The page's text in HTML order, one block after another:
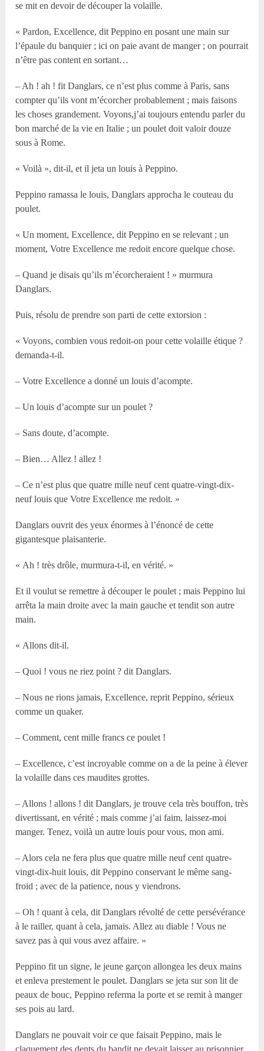
se mit en devoir de découper la volaille.
« Pardon, Excellence, dit Peppino en posant une main sur
l’épaule du banquier ; ici on paie avant de manger ; on pourrait
n’être pas content en sortant…
– Ah ! ah ! fit Danglars, ce n’est plus comme à Paris, sans
compter qu’ils vont m’écorcher probablement ; mais faisons
les choses grandement. Voyons,j’ai toujours entendu parler du
bon marché de la vie en Italie ; un poulet doit valoir douze
sous à Rome.
« Voilà », dit-il, et il jeta un louis à Peppino.
Peppino ramassa le louis, Danglars approcha le couteau du
poulet.
« Un moment, Excellence, dit Peppino en se relevant ; un
moment, Votre Excellence me redoit encore quelque chose.
– Quand je disais qu’ils m’écorcheraient ! » murmura
Danglars.
Puis, résolu de prendre son parti de cette extorsion :
« Voyons, combien vous redoit-on pour cette volaille étique ?
demanda-t-il.
– Votre Excellence a donné un louis d’acompte.
– Un louis d’acompte sur un poulet ?
– Sans doute, d’acompte.
– Bien… Allez ! allez !
– Ce n’est plus que quatre mille neuf cent quatre-vingt-dix-
neuf louis que Votre Excellence me redoit. »
Danglars ouvrit des yeux énormes à l’énoncé de cette
gigantesque plaisanterie.
« Ah ! très drôle, murmura-t-il, en vérité. »
Et il voulut se remettre à découper le poulet ; mais Peppino lui
arrêta la main droite avec la main gauche et tendit son autre
main.
« Allons dit-il.
– Quoi ! vous ne riez point ? dit Danglars.
– Nous ne rions jamais, Excellence, reprit Peppino, sérieux
comme un quaker.
– Comment, cent mille francs ce poulet !
– Excellence, c’est incroyable comme on a de la peine à élever
la volaille dans ces maudites grottes.
– Allons ! allons ! dit Danglars, je trouve cela très bouffon, très
divertissant, en vérité ; mais comme j’ai faim, laissez-moi
manger. Tenez, voilà un autre louis pour vous, mon ami.
– Alors cela ne fera plus que quatre mille neuf cent quatre-
vingt-dix-huit louis, dit Peppino conservant le même sang-
froid ; avec de la patience, nous y viendrons.
– Oh ! quant à cela, dit Danglars révolté de cette persévérance
à le railler, quant à cela, jamais. Allez au diable ! Vous ne
savez pas à qui vous avez affaire. »
Peppino fit un signe, le jeune garçon allongea les deux mains
et enleva prestement le poulet. Danglars se jeta sur son lit de
peaux de bouc, Peppino referma la porte et se remit à manger
ses pois au lard.
Danglars ne pouvait voir ce que faisait Peppino, mais le